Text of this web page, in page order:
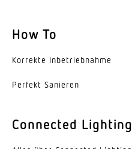
How To
Korrekte Inbe­trieb­nahme
Perfekt Sanieren
Connected Lighting